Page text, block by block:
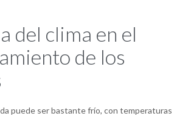
del clima en el
de los
puede ser bastante frío, con temperaturas